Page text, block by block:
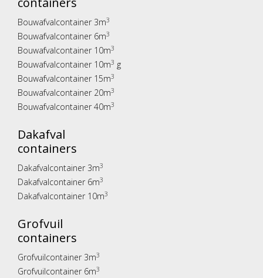
Bouwafvalcontainer 3m3
Bouwafvalcontainer 6m3
Bouwafvalcontainer 10m3
Bouwafvalcontainer 10m3 g
Bouwafvalcontainer 15m3
Bouwafvalcontainer 20m3
Bouwafvalcontainer 40m3
Dakafval
containers
Dakafvalcontainer 3m3
Dakafvalcontainer 6m3
Dakafvalcontainer 10m3
Grofvuil
containers
Grofvuilcontainer 3m3
Grofvuilcontainer 6m3